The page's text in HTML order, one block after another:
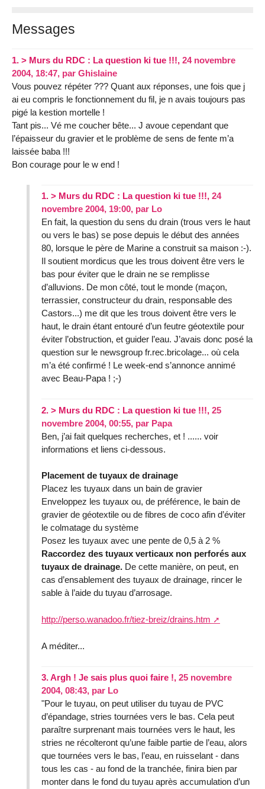
Messages
1. > Murs du RDC : La question ki tue !!!, 24 novembre
2004, 18:47, par Ghislaine
Vous pouvez répéter ??? Quant aux réponses, une fois que j
ai eu compris le fonctionnement du fil, je n avais toujours pas
pigé la kestion mortelle !
Tant pis... Vé me coucher bête... J avoue cependant que
l’épaisseur du gravier et le problème de sens de fente m’a
laissée baba !!!
Bon courage pour le w end !
1. > Murs du RDC : La question ki tue !!!, 24
novembre 2004, 19:00, par Lo
En fait, la question du sens du drain (trous vers le haut
ou vers le bas) se pose depuis le début des années
80, lorsque le père de Marine a construit sa maison :-).
Il soutient mordicus que les trous doivent être vers le
bas pour éviter que le drain ne se remplisse
d’alluvions. De mon côté, tout le monde (maçon,
terrassier, constructeur du drain, responsable des
Castors...) me dit que les trous doivent être vers le
haut, le drain étant entouré d’un feutre géotextile pour
éviter l’obstruction, et guider l’eau. J’avais donc posé la
question sur le newsgroup fr.rec.bricolage... où cela
m’a été confirmé ! Le week-end s’annonce annimé
avec Beau-Papa ! ;-)
2. > Murs du RDC : La question ki tue !!!, 25
novembre 2004, 00:55, par Papa
Ben, j’ai fait quelques recherches, et ! ...... voir
informations et liens ci-dessous.
Placement de tuyaux de drainage
Placez les tuyaux dans un bain de gravier
Enveloppez les tuyaux ou, de préférence, le bain de
gravier de géotextile ou de fibres de coco afin d’éviter
le colmatage du système
Posez les tuyaux avec une pente de 0,5 à 2 %
Raccordez des tuyaux verticaux non perforés aux
tuyaux de drainage. De cette manière, on peut, en
cas d’ensablement des tuyaux de drainage, rincer le
sable à l’aide du tuyau d’arrosage.
http://perso.wanadoo.fr/tiez-breiz/drains.htm
A méditer...
3.Argh ! Je sais plus quoi faire !, 25 novembre
2004, 08:43, par Lo
"Pour le tuyau, on peut utiliser du tuyau de PVC
d’épandage, stries tournées vers le bas. Cela peut
paraître surprenant mais tournées vers le haut, les
stries ne récolteront qu’une faible partie de l’eau, alors
que tournées vers le bas, l’eau, en ruisselant - dans
tous les cas - au fond de la tranchée, finira bien par
monter dans le fond du tuyau après accumulation d’un